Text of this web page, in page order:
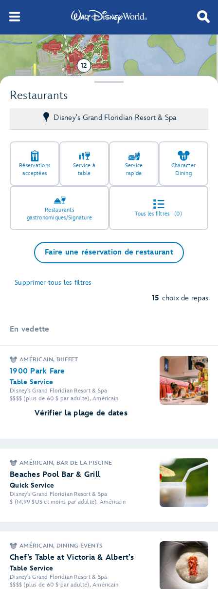
Restaurants
Disney's Grand Floridian Resort & Spa
Réservations
acceptées
Service à
table
Service
rapide
Character
Dining
Restaurants
gastronomiques/Signature
Tous les filtres (0)
Faire une réservation de restaurant
Supprimer tous les filtres
15 choix de repas
En vedette
AMÉRICAIN, BUFFET
1900 Park Fare
Table Service
Disney's Grand Floridian Resort & Spa
$$$$ (plus de 60 $ par adulte), Américain
Vérifier la plage de dates
AMÉRICAIN, BAR DE LA PISCINE
Beaches Pool Bar & Grill
Quick Service
Disney's Grand Floridian Resort & Spa
$ (14,99 $US et moins par adulte), Américain
AMÉRICAIN, DINING EVENTS
Chef’s Table at Victoria & Albert’s
Table Service
Disney's Grand Floridian Resort & Spa
$$$$ (plus de 60 $ par adulte), Américain
12